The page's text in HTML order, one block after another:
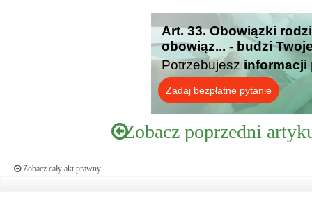
Art. 33. Obowiązki
obowiąz... - budzi
Potrzebujesz informacji
Zadaj bezpłatne pytanie
Zobacz poprzedni
Zobacz cały akt prawny